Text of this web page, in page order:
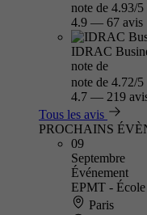
note de 4.93/5
4.9 — 67 avis
IDRAC
note de
note de 4.72/5
4.7 — 219
Tous les avis
PROCHAINS
09
Septembre
Événement
EPMT - École
Paris